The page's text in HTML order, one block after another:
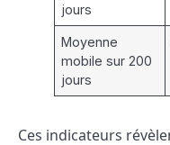
jours
Moyenne
mobile sur 200
jours
Ces indicateurs